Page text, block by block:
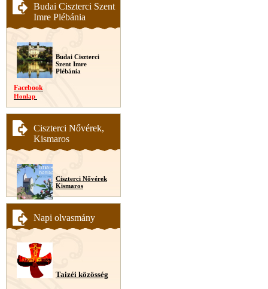
Budai Ciszterci Szent
Imre Plébánia
Budai Ciszterci
Szent Imre
Plébánia
Facebook
Honlap
Ciszterci Nővérek,
Kismaros
Ciszterci Nővérek
Kismaros
Napi olvasmány
Taizéi közösség